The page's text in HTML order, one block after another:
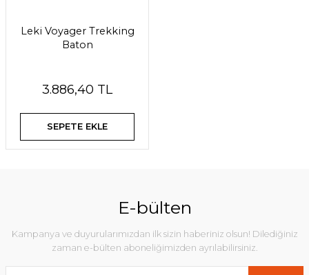
Leki Voyager Trekking
Baton
3.886,40 TL
SEPETE EKLE
E-bülten
Kampanya ve duyurularımızdan ilk sizin haberiniz olsun! Dilediğiniz
zaman e-bülten aboneliğimizden ayrılabilirsiniz.